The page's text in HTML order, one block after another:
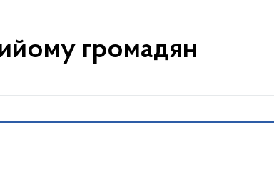
громадян